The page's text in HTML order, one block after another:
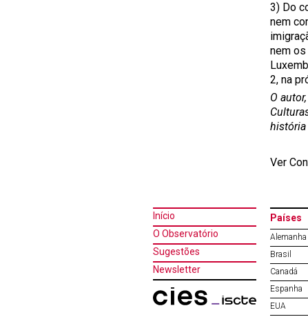
3) Do
nem
nem
2, na
O
histó
Ver
Início
O Observatório
Sugestões
Newsletter
Países
Alemanha
Brasil
Canadá
Espanha
EUA